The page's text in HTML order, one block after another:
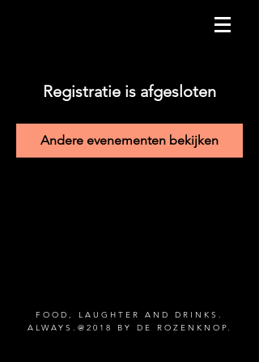
Registratie is afgesloten
Andere evenementen bekijken
FOOD, LAUGHTER AND DRINKS.
ALWAYS.@2018 BY DE ROZENKNOP.